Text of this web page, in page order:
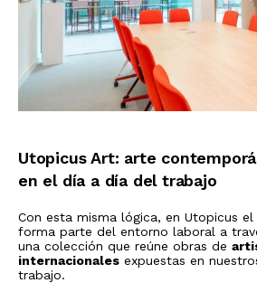
Utopicus Art: arte
en el día a día del trabajo
Con esta misma lógica, en Utopicus
forma parte del entorno laboral a
una colección que reúne obras de
internacionales expuestas en
trabajo.